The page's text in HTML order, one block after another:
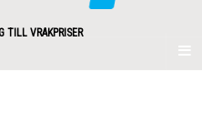
TILL VRAKPRISER